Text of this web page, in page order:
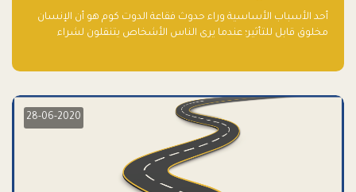
أحد الأسباب الأساسية وراء حدوث فقاعة الدوت كوم هو أن الإنسان
مخلوق قابل للتأثير؛ عندما يرى الناس الأشخاص يتنقلون لشراء
28-06-2020